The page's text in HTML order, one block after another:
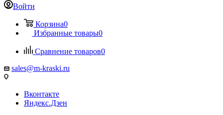
Войти
Корзина0
Избранные товары0
Сравнение товаров0
sales@m-kraski.ru
Вконтакте
Яндекс.Дзен